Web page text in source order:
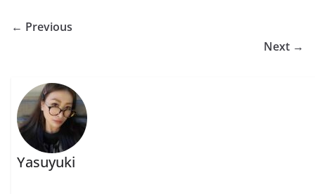
← Previous
Next →
Yasuyuki